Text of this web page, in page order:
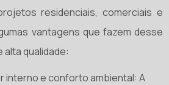
residenciais, comerciais e
vantagens que fazem desse
alta qualidade:
interno e conforto ambiental: A